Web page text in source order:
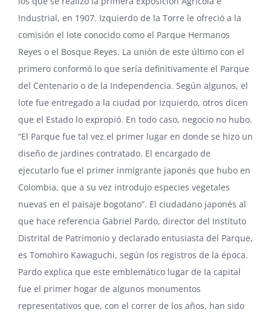
Industrial, en 1907. Izquierdo de la Torre le ofreció a la
comisión el lote conocido como el Parque Hermanos
Reyes o el Bosque Reyes. La unión de este último con el
primero conformó lo que sería definitivamente el Parque
del Centenario o de la Independencia. Según algunos, el
lote fue entregado a la ciudad por Izquierdo, otros dicen
que el Estado lo expropió. En todo caso, negocio no hubo.
“El Parque fue tal vez el primer lugar en donde se hizo un
diseño de jardines contratado. El encargado de
ejecutarlo fue el primer inmigrante japonés que hubo en
Colombia, que a su vez introdujo especies vegetales
nuevas en el paisaje bogotano”. El ciudadano japonés al
que hace referencia Gabriel Pardo, director del Instituto
Distrital de Patrimonio y declarado entusiasta del Parque,
es Tomohiro Kawaguchi, según los registros de la época.
Pardo explica que este emblemático lugar de la capital
fue el primer hogar de algunos monumentos
representativos que, con el correr de los años, han sido